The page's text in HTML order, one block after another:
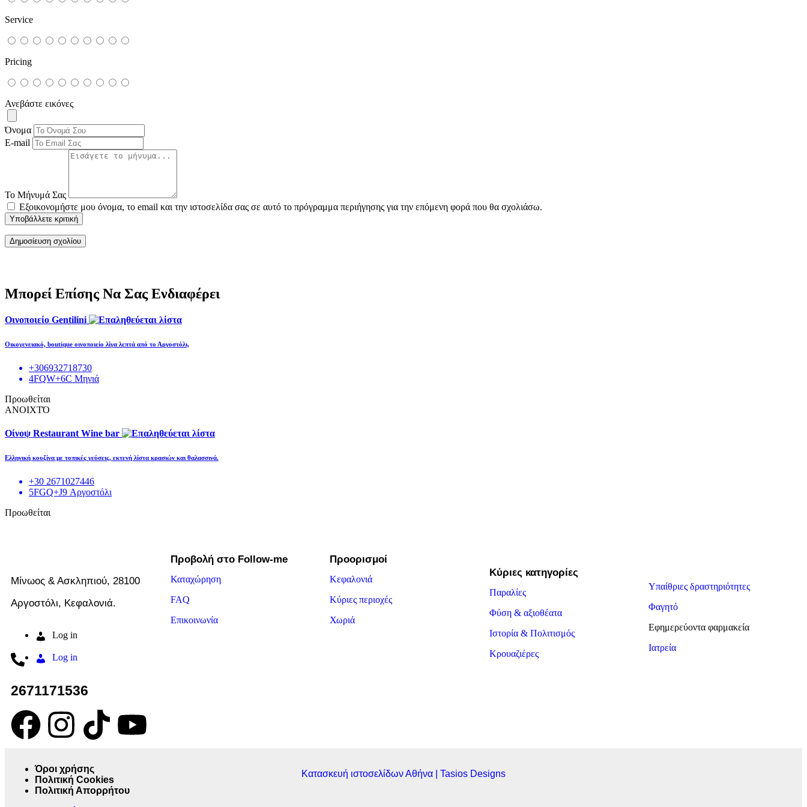
Service
Pricing
Ανεβάστε εικόνες
Όνομα
E-mail
Το Μήνυμά Σας
Εξοικονομήστε μου όνομα, το email και την ιστοσελίδα σας σε αυτό το πρόγραμμα περιήγησης για την επόμενη φορά που θα σχολιάσω.
Υποβάλλετε κριτική
Μπορεί Επίσης Να Σας Ενδιαφέρει
Οινοποιείο Gentilini
Οικογενειακό, boutique οινοποιείο λίγα λεπτά από το Αργοστόλι,
+306932718730
4FQW+6C Μηνιά
Προωθείται
ΑΝΟΙΧΤΌ
Οίνοψ Restaurant Wine bar
Ελληνική κουζίνα με τοπικές γεύσεις, εκτενή λίστα κρασιών και θαλασσινά.
+30 2671027446
5FGQ+J9 Αργοστόλι
Προωθείται
Μίνωος & Ασκληπιού, 28100
Αργοστόλι, Κεφαλονιά.
Log in
Log in
2671171536
Προβολή στο Follow-me
Καταχώρηση
FAQ
Επικοινωνία
Προορισμοί
Κεφαλονιά
Κύριες περιοχές
Χωριά
Κύριες κατηγορίες
Παραλίες
Φύση & αξιοθέατα
Ιστορία & Πολιτισμός
Κρουαζιέρες
Υπαίθριες δραστηριότητες
Φαγητό
Εφημερεύοντα φαρμακεία
Ιατρεία
Όροι χρήσης
Πολιτική Cookies
Πολιτική Απορρήτου
Κατασκευή ιστοσελίδων Αθήνα | Tasios Designs